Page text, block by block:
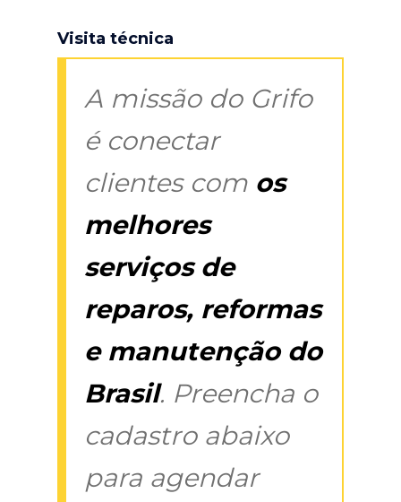
Visita técnica
A missão do Grifo
é conectar
clientes com os
melhores
serviços de
reparos, reformas
e manutenção do
Brasil. Preencha o
cadastro abaixo
para agendar